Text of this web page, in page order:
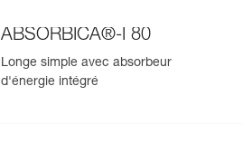
ABSORBICA®-I 80
Longe simple avec absorbeur
d'énergie intégré